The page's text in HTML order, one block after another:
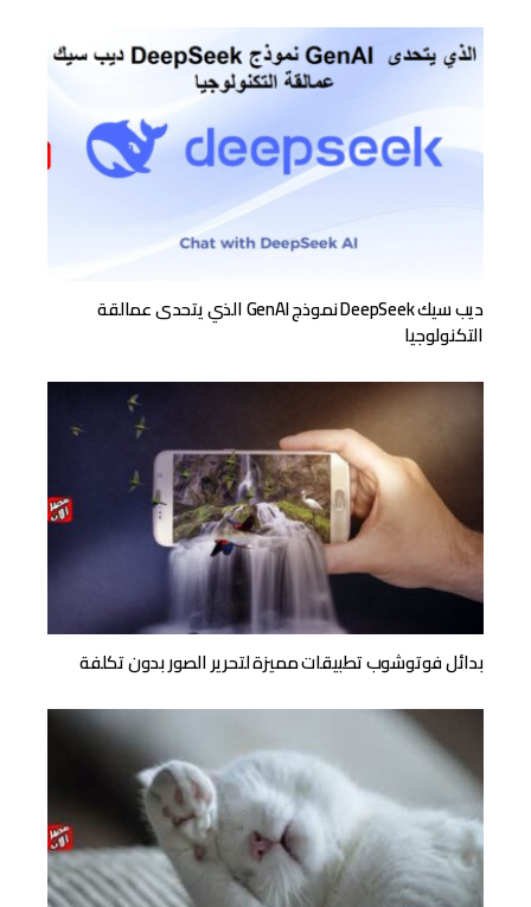
ديب سيك DeepSeek نموذج GenAI الذي يتحدى عمالقة
التكنولوجيا
بدائل فوتوشوب تطبيقات مميزة لتحرير الصور بدون تكلفة